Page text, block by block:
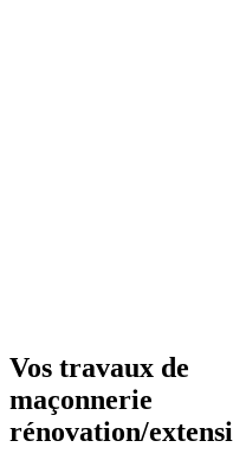
Vos travaux de
maçonnerie
rénovation/